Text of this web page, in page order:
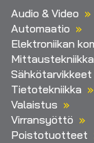
Audio & Video
Automaatio
Elektroniikan
Mittaustekniikka
Sähkötarvikkeet
Tietotekniikka
Valaistus
Virransyöttö
Poistotuotteet